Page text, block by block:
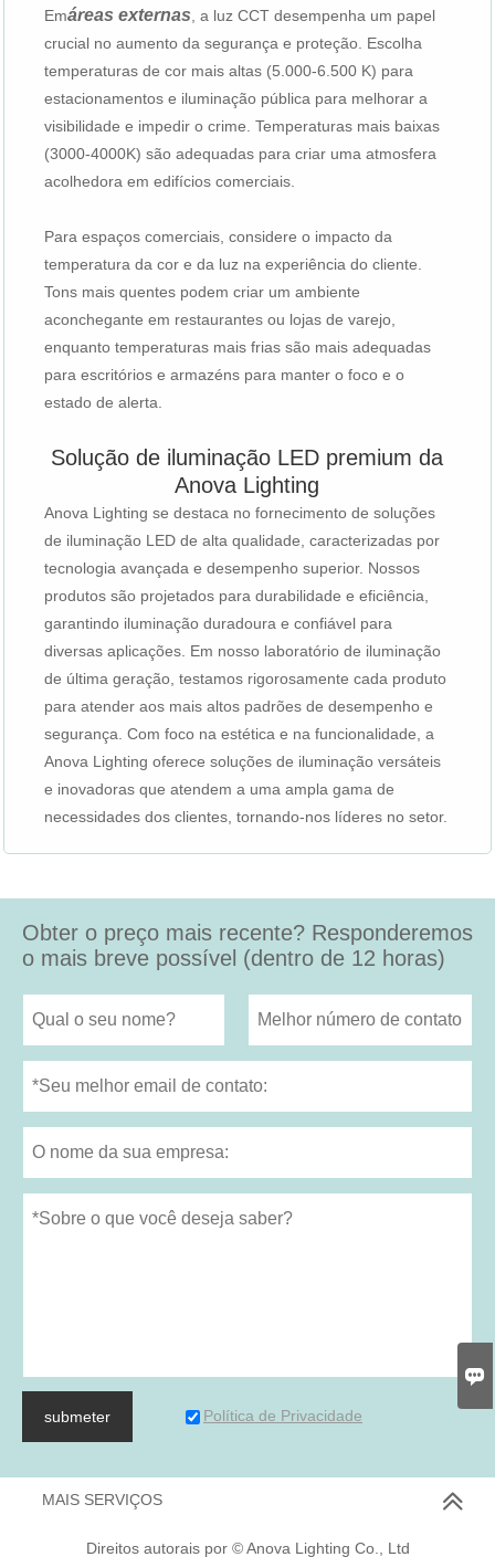
Emáreas externas, a luz CCT desempenha um papel
crucial no aumento da segurança e proteção. Escolha
temperaturas de cor mais altas (5.000-6.500 K) para
estacionamentos e iluminação pública para melhorar a
visibilidade e impedir o crime. Temperaturas mais baixas
(3000-4000K) são adequadas para criar uma atmosfera
acolhedora em edifícios comerciais.
Para espaços comerciais, considere o impacto da
temperatura da cor e da luz na experiência do cliente.
Tons mais quentes podem criar um ambiente
aconchegante em restaurantes ou lojas de varejo,
enquanto temperaturas mais frias são mais adequadas
para escritórios e armazéns para manter o foco e o
estado de alerta.
Solução de iluminação LED premium da
Anova Lighting
Anova Lighting se destaca no fornecimento de soluções
de iluminação LED de alta qualidade, caracterizadas por
tecnologia avançada e desempenho superior. Nossos
produtos são projetados para durabilidade e eficiência,
garantindo iluminação duradoura e confiável para
diversas aplicações. Em nosso laboratório de iluminação
de última geração, testamos rigorosamente cada produto
para atender aos mais altos padrões de desempenho e
segurança. Com foco na estética e na funcionalidade, a
Anova Lighting oferece soluções de iluminação versáteis
e inovadoras que atendem a uma ampla gama de
necessidades dos clientes, tornando-nos líderes no setor.
Obter o preço mais recente? Responderemos
o mais breve possível (dentro de 12 horas)
submeter Política de Privacidade
MAIS SERVIÇOS
Direitos autorais por © Anova Lighting Co., Ltd
